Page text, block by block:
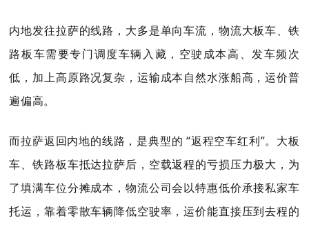
内地发往拉萨的线路，大多是单向车流，物流大板车、铁
路板车需要专门调度车辆入藏，空驶成本高、发车频次
低，加上高原路况复杂，运输成本自然水涨船高，运价普
遍偏高。
而拉萨返回内地的线路，是典型的 “返程空车红利”。大板
车、铁路板车抵达拉萨后，空载返程的亏损压力极大，为
了填满车位分摊成本，物流公司会以特惠低价承接私家车
托运，靠着零散车辆降低空驶率，运价能直接压到去程的